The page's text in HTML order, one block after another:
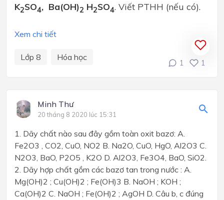
K2SO4, Ba(OH)2 H2SO4. Viết PTHH (nếu có).
Xem chi tiết
Lớp 8 Hóa học
1 1
Minh Thư
20 tháng 8 2020 lúc 15:31
1. Dãy chất nào sau đây gồm toàn oxit bazơ: A.
Fe2O3 , CO2, CuO, NO2 B. Na2O, CuO, HgO, Al2O3 C.
N2O3, BaO, P2O5 , K2O D. Al2O3, Fe3O4, BaO, SiO2.
2. Dãy hợp chất gồm các bazơ tan trong nước : A.
Mg(OH)2 ; Cu(OH)2 ; Fe(OH)3 B. NaOH ; KOH ;
Ca(OH)2 C. NaOH ; Fe(OH)2 ; AgOH D. Câu b, c đúng